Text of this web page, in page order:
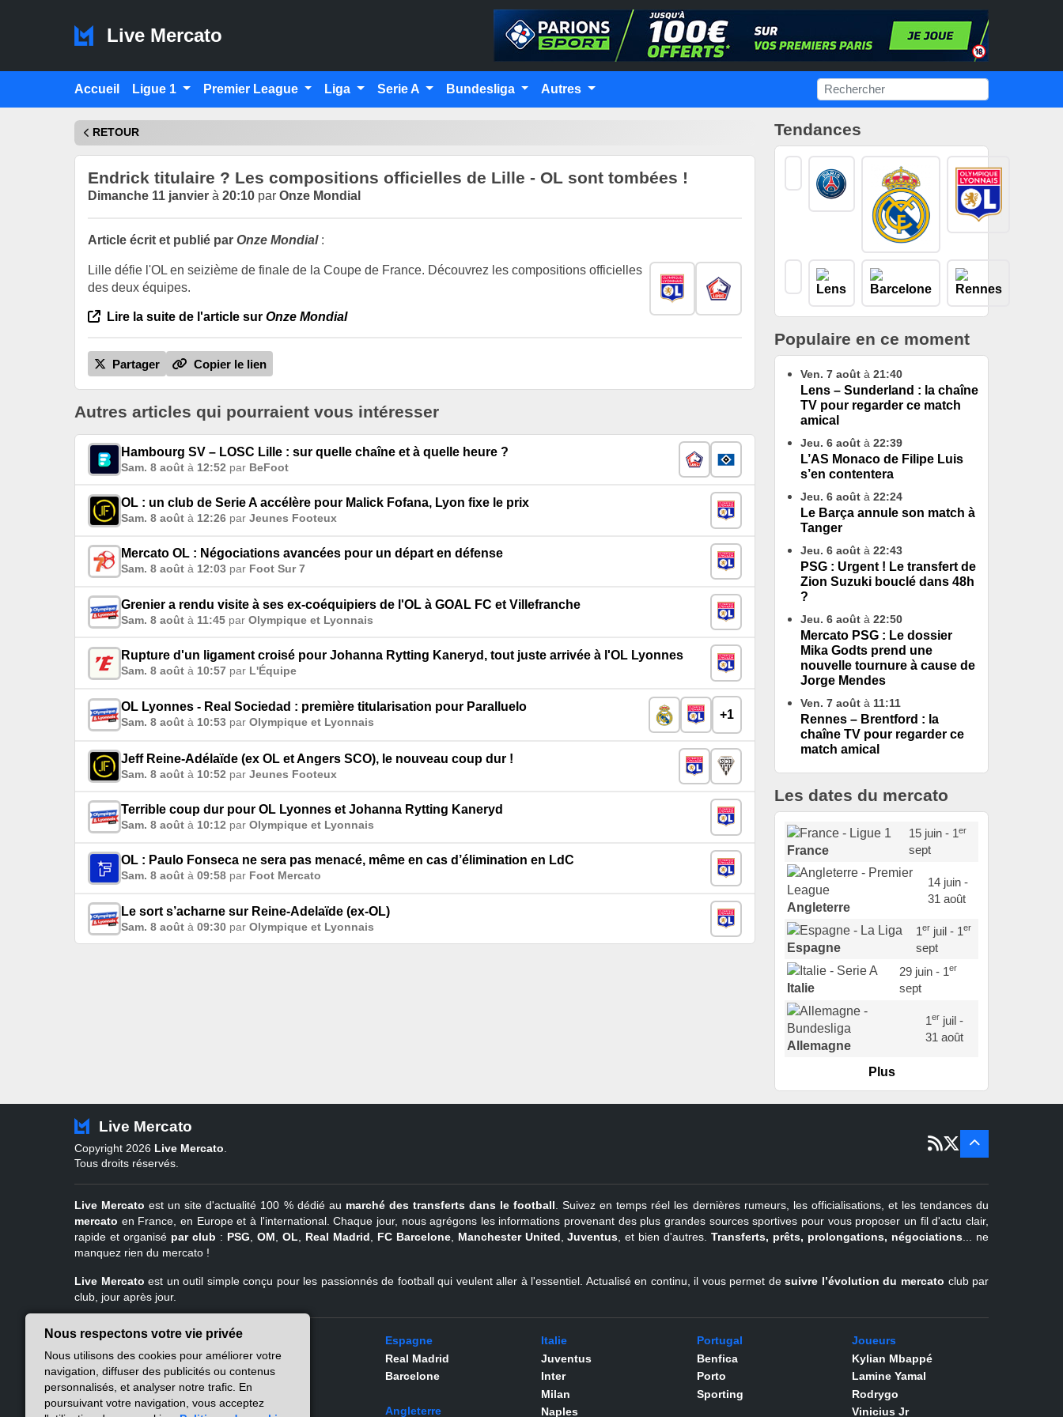
Live Mercato
Accueil Ligue 1 Premier League Liga Serie A Bundesliga Autres
RETOUR
Endrick titulaire ? Les compositions officielles de Lille - OL sont tombées !
Dimanche 11 janvier à 20:10 par Onze Mondial
Article écrit et publié par Onze Mondial:
Lille défie l'OL en seizième de finale de la Coupe de France. Découvrez les compositions officielles
des deux équipes.
Lire la suite de l'article sur Onze Mondial
Partager Copier le lien
Autres articles qui pourraient vous intéresser
Hambourg SV – LOSC Lille : sur quelle chaîne et à quelle heure ?
Sam. 8 août à 12:52 par BeFoot
OL : un club de Serie A accélère pour Malick Fofana, Lyon fixe le prix
Sam. 8 août à 12:26 par Jeunes Footeux
Mercato OL : Négociations avancées pour un départ en défense
Sam. 8 août à 12:03 par Foot Sur 7
Grenier a rendu visite à ses ex-coéquipiers de l'OL à GOAL FC et Villefranche
Sam. 8 août à 11:45 par Olympique et Lyonnais
Rupture d'un ligament croisé pour Johanna Rytting Kaneryd, tout juste arrivée à l'OL Lyonnes
Sam. 8 août à 10:57 par L'Équipe
OL Lyonnes - Real Sociedad : première titularisation pour Paralluelo
Sam. 8 août à 10:53 par Olympique et Lyonnais
+1
Jeff Reine-Adélaïde (ex OL et Angers SCO), le nouveau coup dur !
Sam. 8 août à 10:52 par Jeunes Footeux
Terrible coup dur pour OL Lyonnes et Johanna Rytting Kaneryd
Sam. 8 août à 10:12 par Olympique et Lyonnais
OL : Paulo Fonseca ne sera pas menacé, même en cas d’élimination en LdC
Sam. 8 août à 09:58 par Foot Mercato
Le sort s’acharne sur Reine-Adelaïde (ex-OL)
Sam. 8 août à 09:30 par Olympique et Lyonnais
Tendances
Populaire en ce moment
Ven. 7 août à 21:40
Lens – Sunderland : la chaîne
TV pour regarder ce match
amical
Jeu. 6 août à 22:39
L’AS Monaco de Filipe Luis
s’en contentera
Jeu. 6 août à 22:24
Le Barça annule son match à
Tanger
Jeu. 6 août à 22:43
PSG : Urgent ! Le transfert de
Zion Suzuki bouclé dans 48h
?
Jeu. 6 août à 22:50
Mercato PSG : Le dossier
Mika Godts prend une
nouvelle tournure à cause de
Jorge Mendes
Ven. 7 août à 11:11
Rennes – Brentford : la
chaîne TV pour regarder ce
match amical
Les dates du mercato
France
15 juin - 1er
sept
Angleterre
14 juin -
31 août
Espagne
1erjuil - 1er
sept
Italie
29 juin - 1er
sept
Allemagne
1erjuil -
31 août
Portugal
15 sept
sept
Turquie
sept
Belgique
er
juil -
31 août
Plus
Live Mercato
Copyright 2026 Live Mercato.
Tous droits réservés.
Live Mercato est un site d'actualité 100 % dédié au marché des transferts dans le football . Suivez en temps réel les dernières rumeurs, les officialisations, et les tendances du
mercato en France, en Europe et à l'international. Chaque jour, nous agrégons les informations provenant des plus grandes sources sportives pour vous proposer un fil d'actu clair,
rapide et organisé par club : PSG OM OL Real Madrid FC Barcelone, Manchester United ,Juventus , et bien d'autres.Transferts, prêts, prolongations, négociations ... ne
manquez rien du mercato !
Live Mercato est un outil simple conçu pour les passionnés de football qui veulent aller à l'essentiel. Actualisé en continu, il vous permet desuivre l’évolution du mercato club par
club, jour après jour.
Live Mercato
A propos
Nous contacter
Mentions légales
Ligue 1
PSG
Marseille
Lyon
Lille
Espagne
Real Madrid
Barcelone
Angleterre
Italie
Juventus
Inter
Milan
Naples
Portugal
Benfica
Porto
Sporting
Joueurs
Kylian Mbappé
Lamine Yamal
Rodrygo
Vinicius Jr
Nous respectons votre vie privée
Nous utilisons des cookies pour améliorer votre
navigation, diffuser des publicités ou contenus
personnalisés, et analyser notre trafic. En
poursuivant votre navigation, vous acceptez